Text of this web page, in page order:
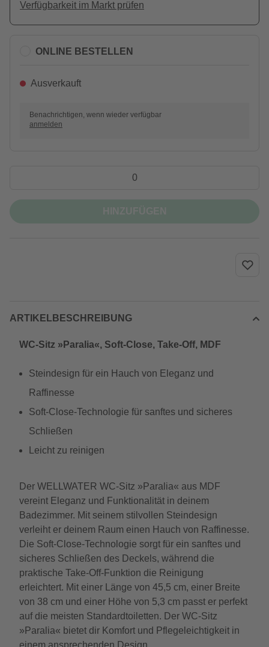
Verfügbarkeit im Markt prüfen
ONLINE BESTELLEN
Ausverkauft
Benachrichtigen, wenn wieder verfügbar
anmelden
ARTIKELBESCHREIBUNG
WC-Sitz »Paralia«, Soft-Close, Take-Off, MDF
Steindesign für ein Hauch von Eleganz und
Raffinesse
Soft-Close-Technologie für sanftes und sicheres
Schließen
Leicht zu reinigen
Der WELLWATER WC-Sitz »Paralia« aus MDF
vereint Eleganz und Funktionalität in deinem
Badezimmer. Mit seinem stilvollen Steindesign
verleiht er deinem Raum einen Hauch von Raffinesse.
Die Soft-Close-Technologie sorgt für ein sanftes und
sicheres Schließen des Deckels, während die
praktische Take-Off-Funktion die Reinigung
erleichtert. Mit einer Länge von 45,5 cm, einer Breite
von 38 cm und einer Höhe von 5,3 cm passt er perfekt
auf die meisten Standardtoiletten. Der WC-Sitz
»Paralia« bietet dir Komfort und Pflegeleichtigkeit in
einem ansprechenden Design.